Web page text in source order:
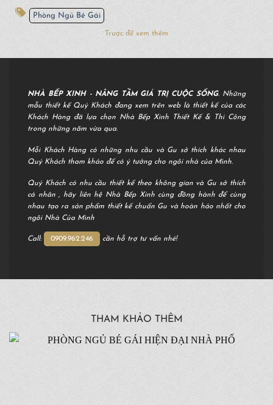
Phòng Ngủ Bé Gái
Trược để xem thêm
NHÀ BẾP XINH - NÂNG TẦM GIÁ TRỊ CUỘC SỐNG. Những
mẫu thiết kế Quý Khách đang xem trên web là thiết kế của các
Khách Hàng đã lựa chọn Nhà Bếp Xinh Thiết Kế & Thi Công
trong những năm vừa qua.
Mỗi Khách Hàng có những nhu cầu và Gu sở thích khác nhau
Quý Khách tham khảo để có ý tưởng cho ngôi nhà của Mình.
Quý Khách có nhu cầu thiết kế theo không gian và Gu sở thích
cá nhân , hãy liên hệ Nhà Bếp Xinh cùng đồng hành để cùng
nhau tạo ra sản phẩm thiết kế chuẩn Gu và hoàn hảo nhất cho
ngôi Nhà Của Mình
Call: 0909.962.246 cần hỗ trợ tư vấn nhé!
THAM KHẢO THÊM